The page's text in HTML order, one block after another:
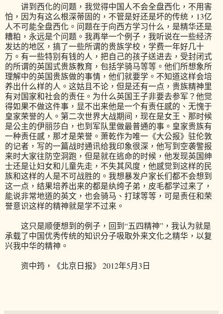
讲到西化的问题，我觉得中国人不会全盘西化，不用害
怕，因为有这么根深蒂固的，不管是好还是坏的传统，13亿
人不可能全盘西化。问题在于向西方学习什么，是精华还是
糟粕，永远是个问题。我再举一个例子，我听说在一些经济
发达的地区，搞了一些所谓的贵族学校，学费一年好几十
万。有一些特别有钱的人，把自己的孩子送进去，受封闭式
的所谓的英国式贵族教育，包括学骑马等等。他们所想象所
理解中的英国贵族做的事情，他们就要学。不知道这样会培
养出什么样的人。这姑且不论，但是还有一点，贵族精神里
有对国家和社会的责任。为什么英国王子非要去参军？他觉
得如果不做这件事，显不出来他是一个有责任感的、无愧于
皇家荣誉的人。第二次世界大战期间，现在是女王、那时候
是公主的伊丽莎白，也到军队里做最普通的事。皇家贵族有
一种责任感，那才是荣誉。萧乾作为唯一《大公报》驻伦敦
的记者，写的一篇战时通讯给我印象很深，他写到空袭警报
来时大家往防空洞跑，但是就在逃命的时候，他发现英国绅
士还是让妇女和儿童先走，不失其风度，他感觉到这样的民
族和这样的人是不可战胜的。我想暴发户家长们都不会想到
这一点，结果培养出来的都是纨绔子弟，皮毛都学过来了，
能说非常地道的英文，也会骑马、打球等等，可是责任和荣
誉意识这样的精神就是学不过来。
这只是顺便想到的例子，回到“五四精神”，我认为就是
承载了中国优秀传统的知识分子吸取外来文化之精华，以复
兴我中华的精神。
资中筠，《北京日报》 2012年5月3日